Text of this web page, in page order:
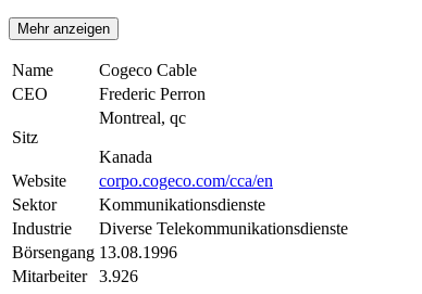
Mehr anzeigen
Name
Cogeco Cable
CEO
Frederic Perron
Sitz
Montreal, qc
Kanada
Website
corpo.cogeco.com/cca/en
Sektor
Kommunikationsdienste
Industrie
Diverse Telekommunikationsdienste
Börsengang 13.08.1996
Mitarbeiter
3.926